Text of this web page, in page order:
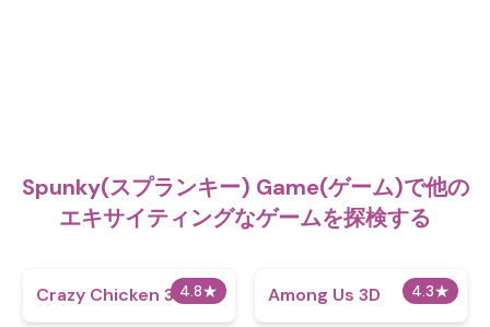
Spunky(スプランキー) Game(ゲーム)で他の
エキサイティングなゲームを探検する
4.8★
Crazy Chicken 3D 4.3★
Among Us 3D